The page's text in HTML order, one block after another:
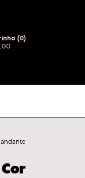
(0)